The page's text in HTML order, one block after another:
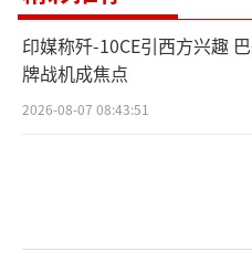
印媒称歼-10CE引西方兴趣
牌战机成焦点
2026-08-07 08:43:51